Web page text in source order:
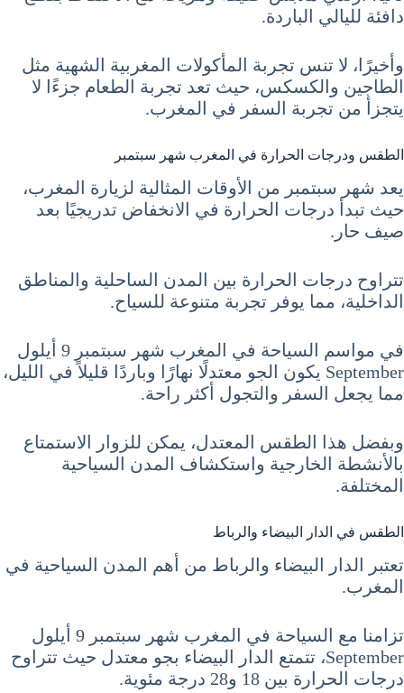
دافئة لليالي الباردة.
وأخيرًا، لا تنس تجربة المأكولات المغربية الشهية مثل
الطاجين والكسكس، حيث تعد تجربة الطعام جزءًا لا
يتجزأ من تجربة السفر في المغرب.
الطقس ودرجات الحرارة في المغرب شهر سبتمبر
يعد شهر سبتمبر من الأوقات المثالية لزيارة المغرب،
حيث تبدأ درجات الحرارة في الانخفاض تدريجيًا بعد
صيف حار.
تتراوح درجات الحرارة بين المدن الساحلية والمناطق
الداخلية، مما يوفر تجربة متنوعة للسياح.
في مواسم السياحة في المغرب شهر سبتمبر 9 أيلول
September يكون الجو معتدلًا نهارًا وباردًا قليلاً في الليل،
مما يجعل السفر والتجول أكثر راحة.
وبفضل هذا الطقس المعتدل، يمكن للزوار الاستمتاع
بالأنشطة الخارجية واستكشاف المدن السياحية
المختلفة.
الطقس في الدار البيضاء والرباط
تعتبر الدار البيضاء والرباط من أهم المدن السياحية في
المغرب.
تزامنا مع السياحة في المغرب شهر سبتمبر 9 أيلول
September، تتمتع الدار البيضاء بجو معتدل حيث تتراوح
درجات الحرارة بين 18 و28 درجة مئوية.